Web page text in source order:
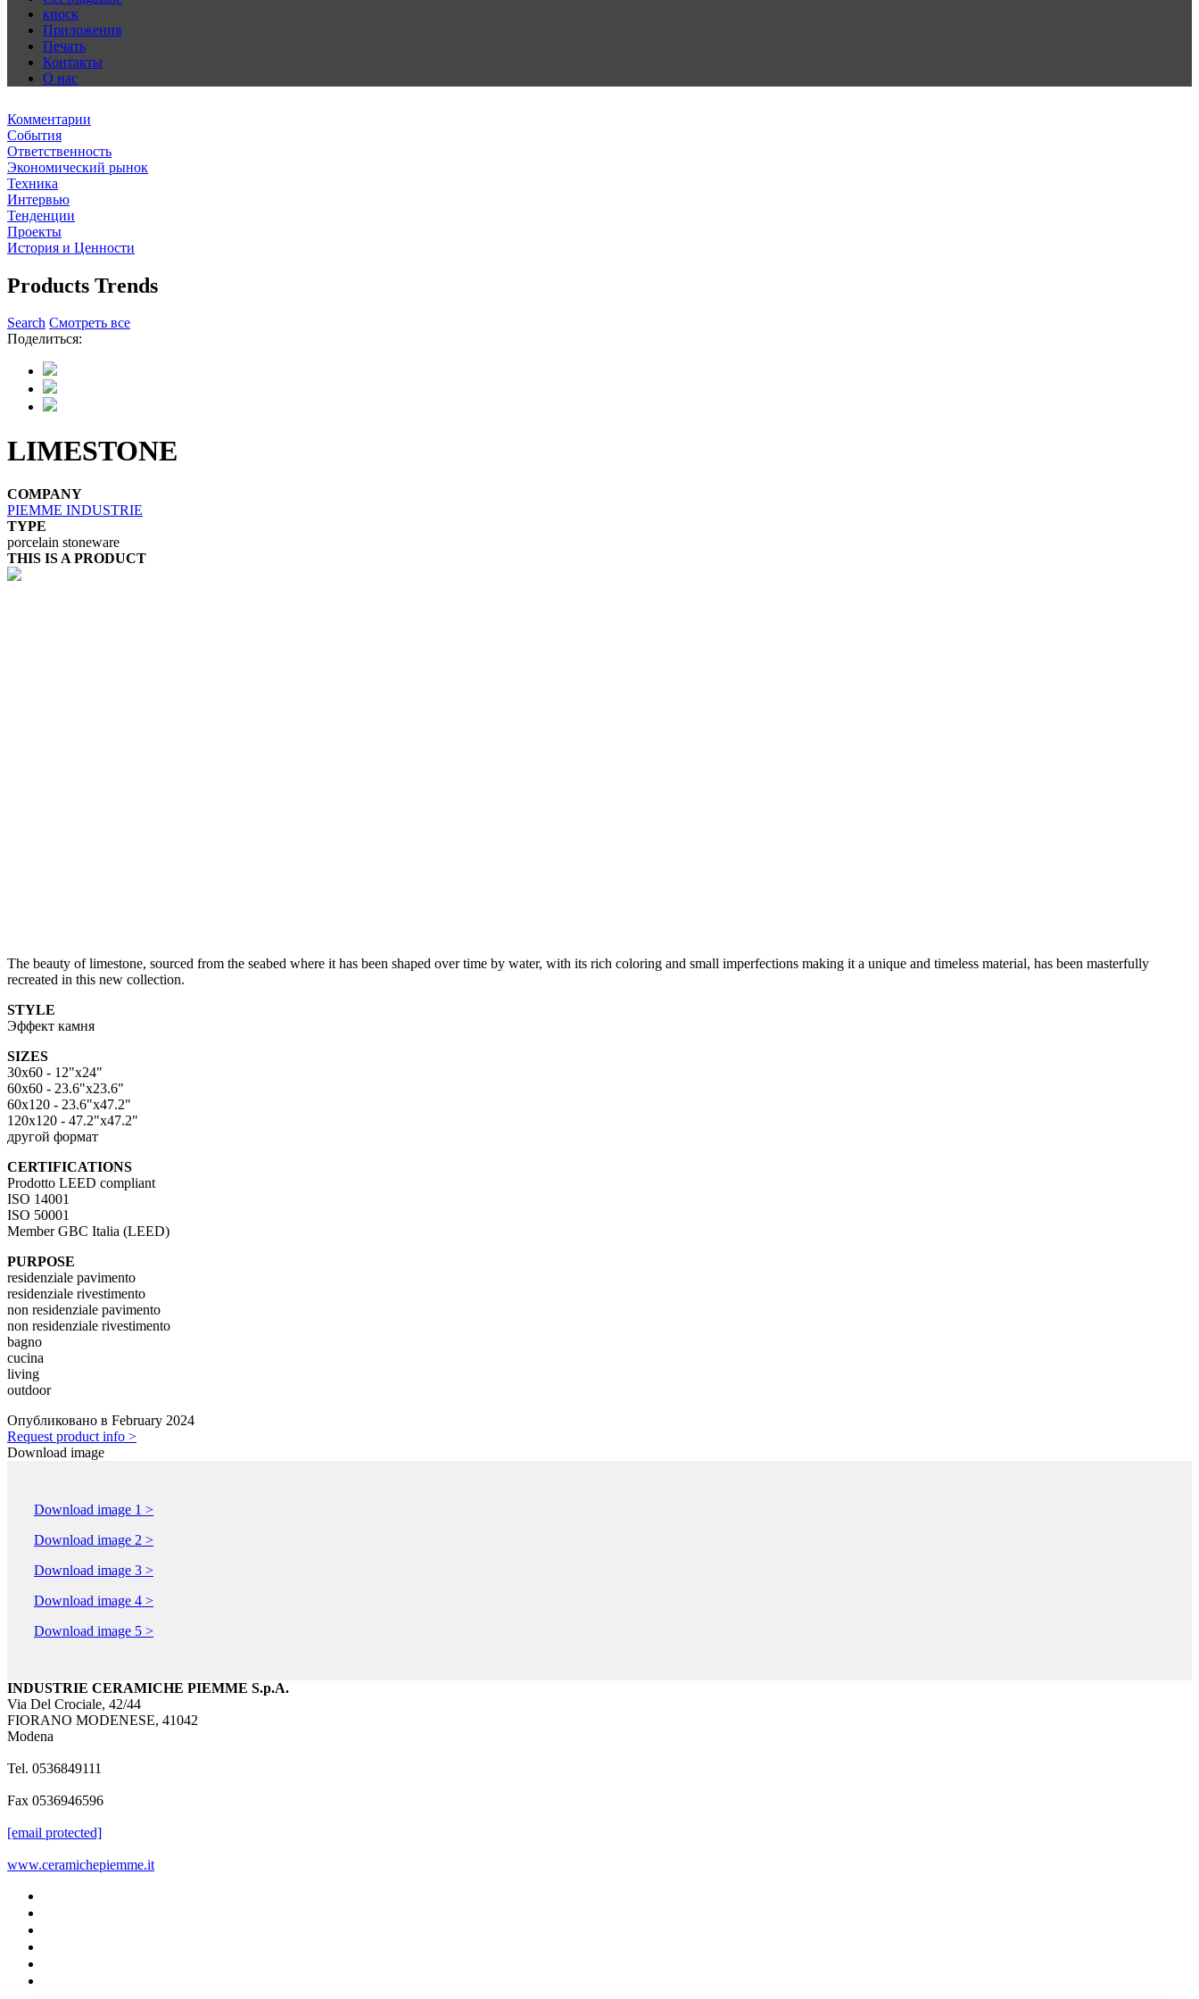
киоск
Приложения
Печать
Контакты
О нас
Комментарии
События
Ответственность
Экономический рынок
Техника
Интервью
Тенденции
Проекты
История и Ценности
Products Trends
Search Смотреть все
Поделиться:
LIMESTONE
COMPANY
PIEMME INDUSTRIE
TYPE
porcelain stoneware
THIS IS A PRODUCT
The beauty of limestone, sourced from the seabed where it has been shaped over time by water, with its rich coloring and small imperfections making it a unique and timeless material, has been masterfully
recreated in this new collection.
STYLE
Эффект камня
SIZES
30x60 - 12"x24"
60x60 - 23.6"x23.6"
60x120 - 23.6"x47.2"
120x120 - 47.2"x47.2"
другой формат
CERTIFICATIONS
Prodotto LEED compliant
ISO 14001
ISO 50001
Member GBC Italia (LEED)
PURPOSE
residenziale pavimento
residenziale rivestimento
non residenziale pavimento
non residenziale rivestimento
bagno
cucina
living
outdoor
Опубликовано в February 2024
Request product info >
Download image
Download image 1 >
Download image 2 >
Download image 3 >
Download image 4 >
Download image 5 >
INDUSTRIE CERAMICHE PIEMME S.p.A.
Via Del Crociale, 42/44
FIORANO MODENESE, 41042
Modena
Tel. 0536849111
Fax 0536946596
[email protected]
www.ceramichepiemme.it